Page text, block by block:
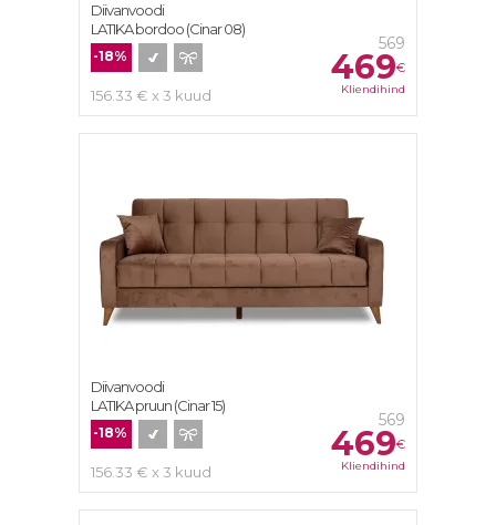
569
469€
Kliendihind
-18%
156.33 € x 3 kuud
Diivanvoodi
LATIKA bordoo (Cinar 08)
569
469€
Kliendihind
-18%
156.33 € x 3 kuud
Diivanvoodi
LATIKA pruun (Cinar 15)